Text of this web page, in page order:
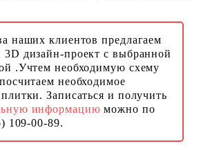
наших клиентов предлагаем
3D дизайн-проект с выбранной
.Учтем необходимую схему
необходимое
Записаться и получить
информациюможно по
109-00-89.